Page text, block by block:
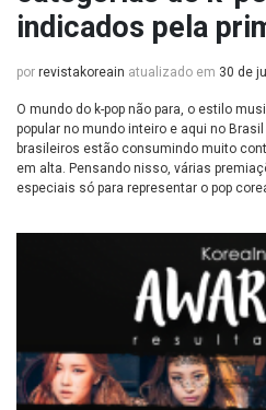
indicados pela
por revistakoreain atualizado em 30 de
O mundo do k-pop não para, o estilo
popular no mundo inteiro e aqui no
brasileiros estão consumindo muito
em alta. Pensando nisso, várias
especiais só para representar o pop